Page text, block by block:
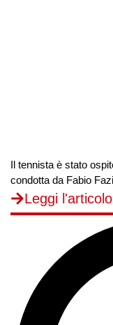
Il tennista è stato
condotta da Fabio
Leggi